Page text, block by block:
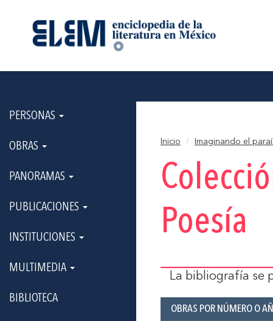
PERSONAS
OBRAS
PANORAMAS
PUBLICACIONES
INSTITUCIONES
MULTIMEDIA
BIBLIOTECA
Inicio Imaginando el
Poesía
La bibliografía se
OBRAS POR NÚMERO O